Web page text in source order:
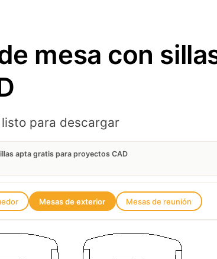
mesa con
listo para descargar
apta gratis para proyectos CAD
Mesas de exterior Mesas de reunión